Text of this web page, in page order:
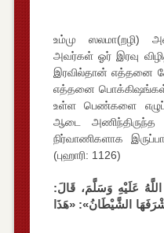
உம்மு ஸலமா(றழி)
அவர்கள் ஓர் இரவு
இரவில்தான் எத்தனை
எத்தனை
உள்ள பெண்களை
ஆடை அணிந்திருந்த
நிர்வாணிகளாக
(புஹாரி: 1126)
عَلَيْهِ وَسَلَّمَ، قَالَ:
الشَّيْطَانُ»: «هَذَا